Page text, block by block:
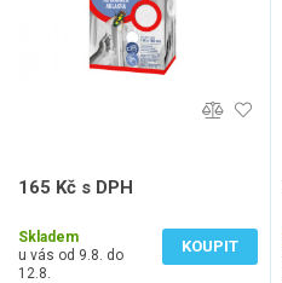
165 Kč s DPH
Skladem
u vás od 9.8. do
12.8.
KOUPIT